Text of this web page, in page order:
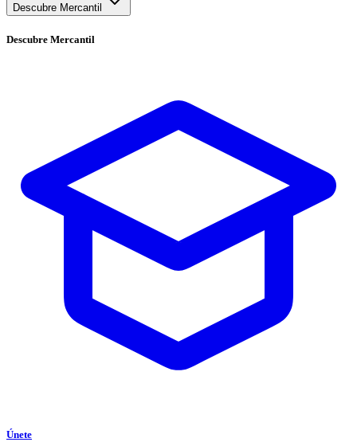
Descubre Mercantil
Descubre Mercantil
Únete